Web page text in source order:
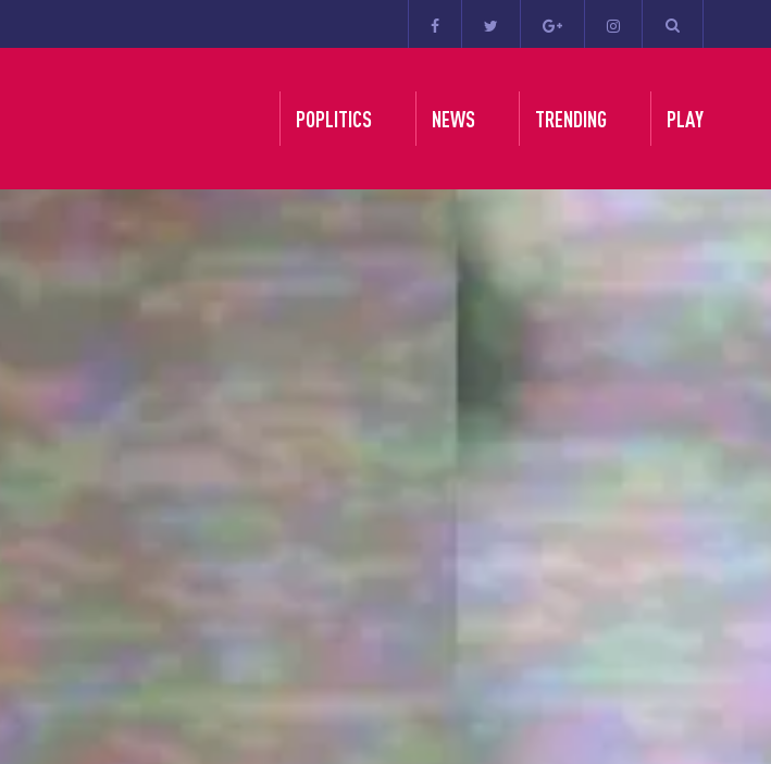
POPLITICS NEWS TRENDING PLAY